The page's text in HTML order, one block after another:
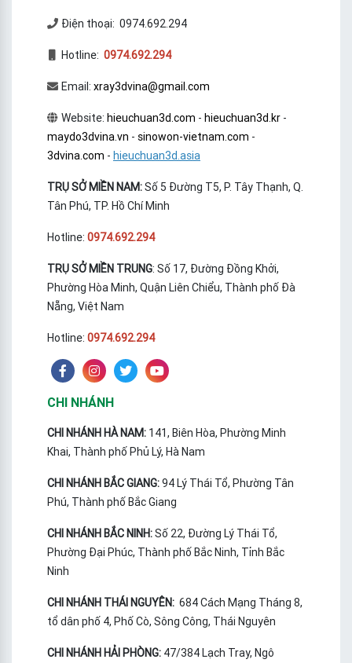
Điện thoại: 0974.692.294
Hotline: 0974.692.294
Email: xray3dvina@gmail.com
Website: hieuchuan3d.com - hieuchuan3d.kr-
maydo3dvina.vn - sinowon-vietnam.com -
3dvina.com - hieuchuan3d.asia
TRỤ SỞ MIỀN NAM:Số 5 Đường T5, P. Tây Thạnh, Q.
Tân Phú, TP. Hồ Chí Minh
Hotline: 0974.692.294
TRỤ SỞ MIỀN TRUNG: Số 17, Đường Đồng Khởi,
Phường Hòa Minh, Quận Liên Chiểu, Thành phố Đà
Nẵng, Việt Nam
Hotline: 0974.692.294
CHI NHÁNH
CHI NHÁNH HÀ NAM: 141, Biên Hòa, Phường Minh
Khai, Thành phố Phủ Lý, Hà Nam
CHI NHÁNH BẮC GIANG:94 Lý Thái Tổ, Phường Tân
Phú, Thành phố Bắc Giang
CHI NHÁNH BẮC NINH:Số 22, Đường Lý Thái Tổ,
Phường Đại Phúc, Thành phố Bắc Ninh, Tỉnh Bắc
Ninh
CHI NHÁNH THÁI NGUYÊN: 684 Cách Mạng Tháng 8,
tổ dân phố 4, Phố Cò, Sông Công, Thái Nguyên
CHI NHÁNH HẢI PHÒNG: 47/384 Lạch Tray, Ngô